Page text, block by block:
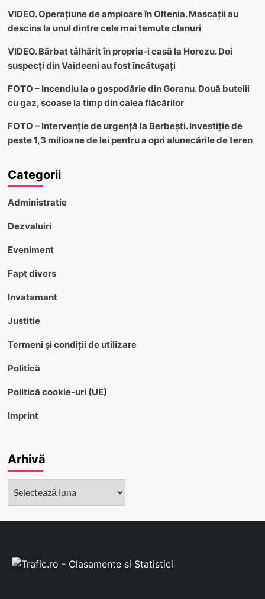
VIDEO. Operațiune de amploare în Oltenia. Mascații au
descins la unul dintre cele mai temute clanuri
VIDEO. Bărbat tâlhărit în propria-i casă la Horezu. Doi
suspecți din Vaideeni au fost încătușați
FOTO – Incendiu la o gospodărie din Goranu. Două butelii
cu gaz, scoase la timp din calea flăcărilor
FOTO – Intervenție de urgență la Berbești. Investiție de
peste 1,3 milioane de lei pentru a opri alunecările de teren
Categorii
Administratie
Dezvaluiri
Eveniment
Fapt divers
Invatamant
Justitie
Termeni și condiții de utilizare
Politică
Politică cookie-uri (UE)
Imprint
Arhivă